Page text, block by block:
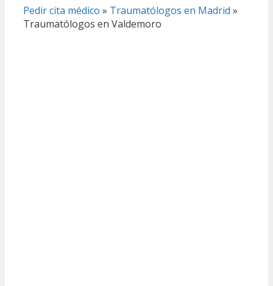
Pedir cita médico » Traumatólogos en Madrid »
Traumatólogos en Valdemoro